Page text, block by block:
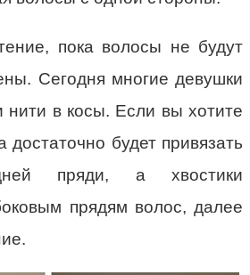
пока волосы не будут
Сегодня многие девушки
нити в косы. Если вы хотите
достаточно будет привязать
пряди, а хвостики
прядям волос, далее